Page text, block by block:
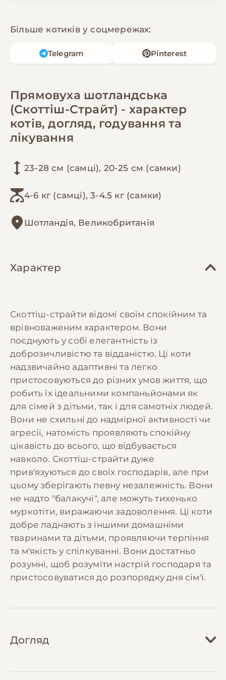
Більше котиків у соцмережах:
Telegram Pinterest
Прямовуха шотландська
(Скоттіш-Страйт) - характер
котів, догляд, годування та
лікування
23-28 см (самці), 20-25 см (самки)
4-6 кг (самці), 3-4.5 кг (самки)
Шотландія, Великобританія
Характер
Скоттіш-страйти відомі своїм спокійним та
врівноваженим характером. Вони
поєднують у собі елегантність із
доброзичливістю та відданістю. Ці коти
надзвичайно адаптивні та легко
пристосовуються до різних умов життя, що
робить їх ідеальними компаньйонами як
для сімей з дітьми, так і для самотніх людей.
Вони не схильні до надмірної активності чи
агресії, натомість проявляють спокійну
цікавість до всього, що відбувається
навколо. Скоттіш-страйти дуже
прив'язуються до своїх господарів, але при
цьому зберігають певну незалежність. Вони
не надто "балакучі", але можуть тихенько
муркотіти, виражаючи задоволення. Ці коти
добре ладнають з іншими домашніми
тваринами та дітьми, проявляючи терпіння
та м'якість у спілкуванні. Вони достатньо
розумні, щоб розуміти настрій господаря та
пристосовуватися до розпорядку дня сім'ї.
Догляд